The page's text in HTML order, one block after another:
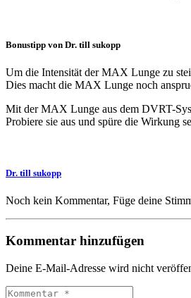
Bonustipp von Dr. till sukopp
Um die Intensität der MAX Lunge zu
Dies macht die MAX Lunge noch
Mit der MAX Lunge aus dem DVRT-
Probiere sie aus und spüre die Wirkung
Dr. till sukopp
Noch kein Kommentar, Füge deine
Kommentar hinzufügen
Deine E-Mail-Adresse wird nicht
Kommentar